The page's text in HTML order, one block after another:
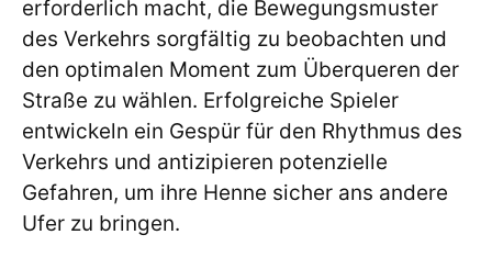
erforderlich macht, die Bewegungsmuster
des Verkehrs sorgfältig zu beobachten und
den optimalen Moment zum Überqueren der
Straße zu wählen. Erfolgreiche Spieler
entwickeln ein Gespür für den Rhythmus des
Verkehrs und antizipieren potenzielle
Gefahren, um ihre Henne sicher ans andere
Ufer zu bringen.